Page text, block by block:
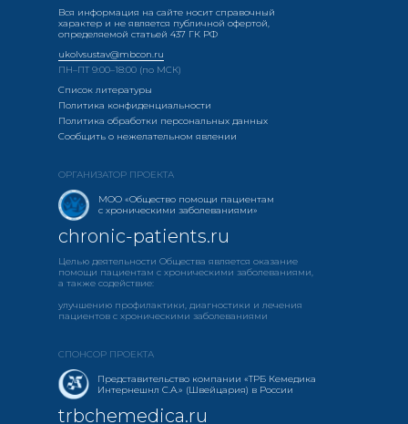
ukolvsustav@mbcon.ru
ОРГАНИЗАТОР ПРОЕКТА
Целью деятельности Общества является оказание
помощи пациентам с хроническими заболеваниями,
а также содействие:
улучшению профилактики, диагностики и лечения
пациентов с хроническими заболеваниями
ПН–ПТ 9:00–18:00 (по МСК)
chronic-patients.ru
МОО «Общество помощи пациентам
с хроническими заболеваниями»
Вся информация на сайте носит справочный
характер и не является публичной офертой,
определяемой статьей 437 ГК РФ
СПОНСОР ПРОЕКТА
trbchemedica.ru
Представительство компании «ТРБ Кемедика
Интернешнл С.А.» (Швейцария) в России
Сообщить о нежелательном явлении
Политика обработки персональных данных
Политика конфиденциальности
Список литературы